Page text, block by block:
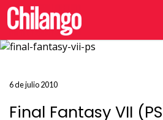
6 de julio 2010
Final Fantasy VII